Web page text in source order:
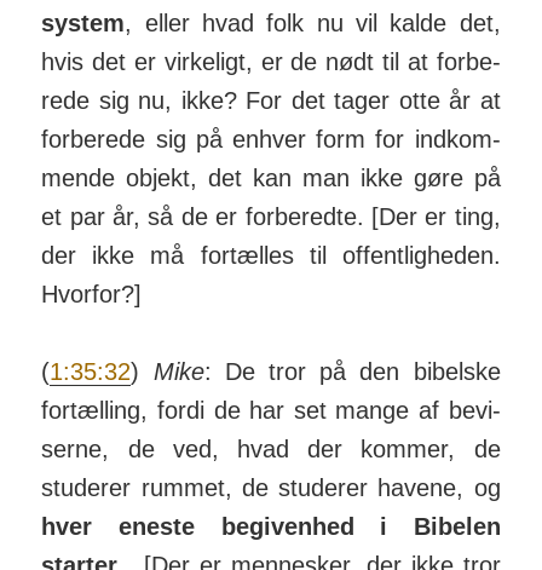
system, eller hvad folk nu vil kalde det,
hvis det er vir­keligt, er de nødt til at for­be­
rede sig nu, ikke? For det tager otte år at
for­berede sig på enhver form for ind­kom­
mende objekt, det kan man ikke gøre på
et par år, så de er for­be­redte. [Der er ting,
der ikke må for­tælles til of­fent­lig­heden.
Hvorfor?]
(1:35:32) Mike: De tror på den bibelske
for­tæl­ling, fordi de har set mange af be­vi­
serne, de ved, hvad der kommer, de
studerer rummet, de stu­derer havene, og
hver eneste be­giv­enhed i Bibelen